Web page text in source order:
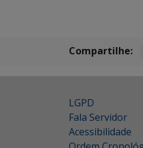
Compartilhe:
LGPD
Fala Servidor
Acessibilidade